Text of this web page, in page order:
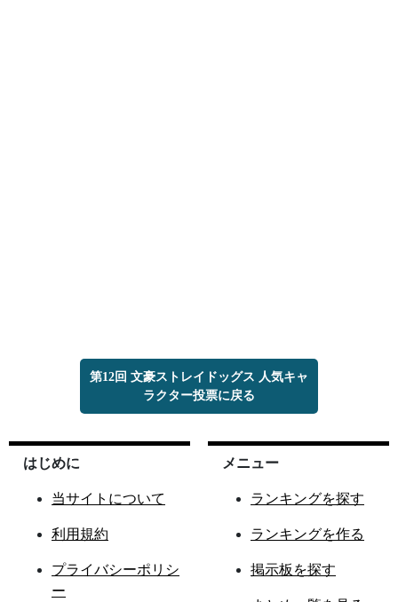
第12回 文豪ストレイドッグス 人気キャ
ラクター投票に戻る
はじめに
当サイトについて
利用規約
プライバシーポリシ
ー
メニュー
ランキングを探す
ランキングを作る
掲示板を探す